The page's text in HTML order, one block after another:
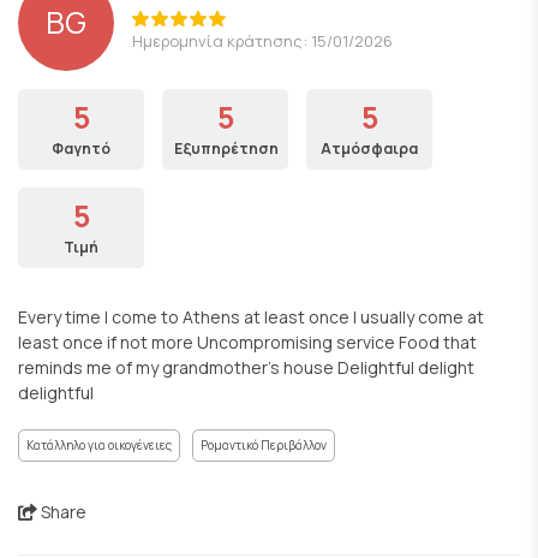
BG Ημερομηνία κράτησης: 15/01/2026
5
Φαγητό
5
Εξυπηρέτηση
5
Ατμόσφαιρα
5
Τιμή
Every time I come to Athens at least once I usually come at
least once if not more Uncompromising service Food that
reminds me of my grandmother's house Delightful delight
delightful
Κατάλληλο για οικογένειες Ρομαντικό Περιβάλλον
Share